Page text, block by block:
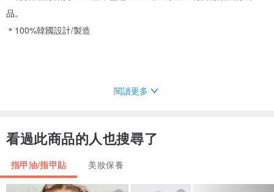
品。
＊100%韓國設計/製造
閱讀更多
看過此商品的人也搜尋了
指甲油/指甲貼 美妝保養